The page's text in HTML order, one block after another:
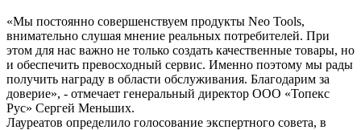
«Мы постоянно совершенствуем продукты Neo Tools,
внимательно слушая мнение реальных потребителей. При
этом для нас важно не только создать качественные товары, но
и обеспечить превосходный сервис. Именно поэтому мы рады
получить награду в области обслуживания. Благодарим за
доверие», - отмечает генеральный директор ООО «Топекс
Рус» Сергей Меньших.
Лауреатов определило голосование экспертного совета, в